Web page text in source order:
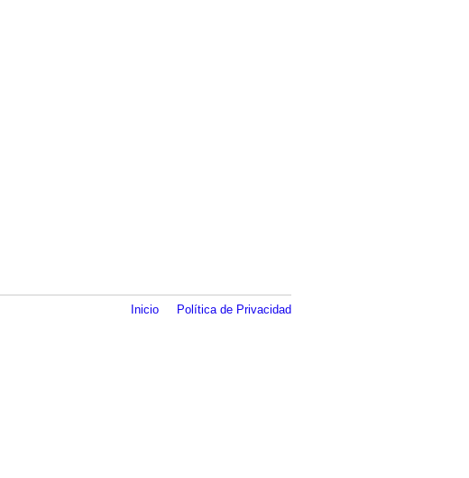
Inicio Política de Privacidad